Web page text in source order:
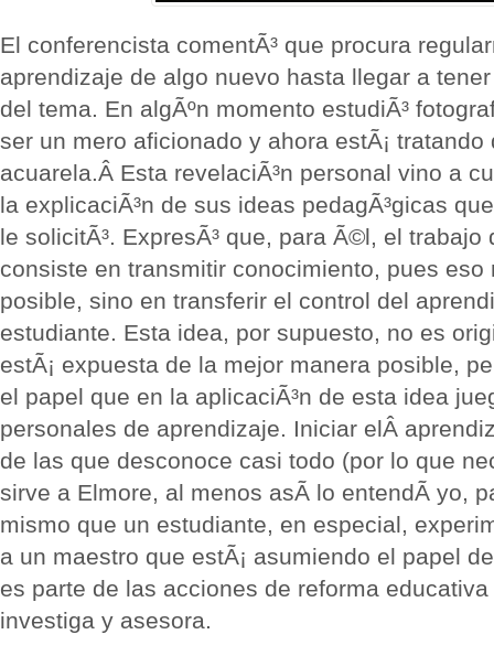
El conferencista comentÃ³ que procura
aprendizaje de algo nuevo hasta llegar a
del tema. En algÃºn momento estudiÃ³
ser un mero aficionado y ahora estÃ¡ tratando
acuarela.Â Esta revelaciÃ³n personal vino a
la explicaciÃ³n de sus ideas pedagÃ³gicas
le solicitÃ³. ExpresÃ³ que, para Ã©l, el trabajo
consiste en transmitir conocimiento, pues eso
posible, sino en transferir el control del
estudiante. Esta idea, por supuesto, no es
estÃ¡ expuesta de la mejor manera posible,
el papel que en la aplicaciÃ³n de esta idea
personales de aprendizaje. Iniciar elÂ
de las que desconoce casi todo (por lo que
sirve a Elmore, al menos asÃ­ lo entendÃ­ yo,
mismo que un estudiante, en especial,
a un maestro que estÃ¡ asumiendo el papel
es parte de las acciones de reforma
investiga y asesora.